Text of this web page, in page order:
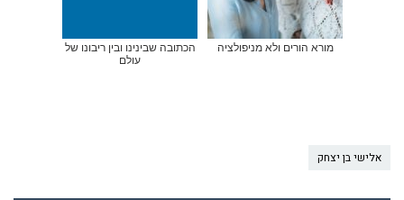
מורא הורים ולא מניפולציה
הכתובה שבינינו ובין ריבונו של
עולם
אלישי בן יצחק